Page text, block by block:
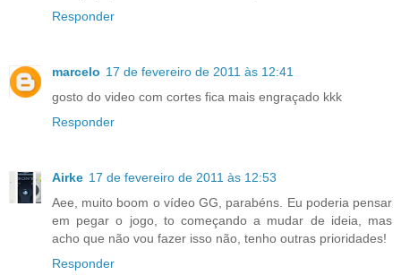
Responder
marcelo 17 de fevereiro de 2011 às 12:41
gosto do video com cortes fica mais engraçado kkk
Responder
Airke 17 de fevereiro de 2011 às 12:53
Aee, muito boom o vídeo GG, parabéns. Eu poderia pensar
em pegar o jogo, to começando a mudar de ideia, mas
acho que não vou fazer isso não, tenho outras prioridades!
Responder